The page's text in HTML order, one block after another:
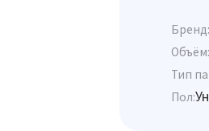
Бренд:
Объём:
Тип
Пол: